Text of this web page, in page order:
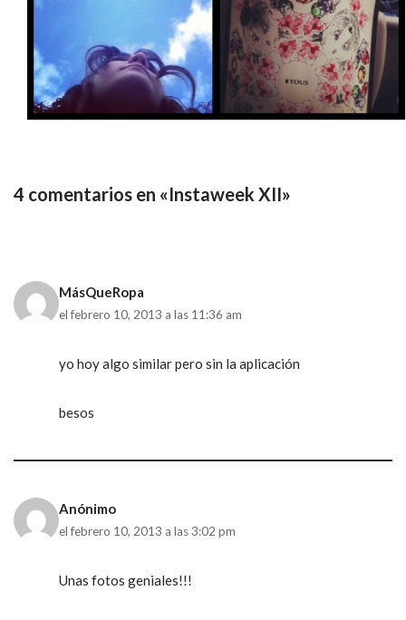
4 comentarios en «Instaweek XII»
MásQueRopa
el febrero 10, 2013 a las 11:36 am
yo hoy algo similar pero sin la aplicación
besos
Anónimo
el febrero 10, 2013 a las 3:02 pm
Unas fotos geniales!!!